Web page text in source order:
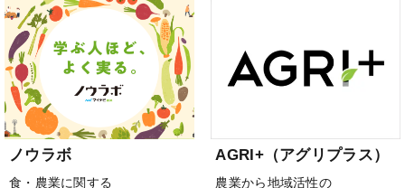
ノウラボ
食・農業に関する
AGRI+（アグリプラス）
農業から地域活性の